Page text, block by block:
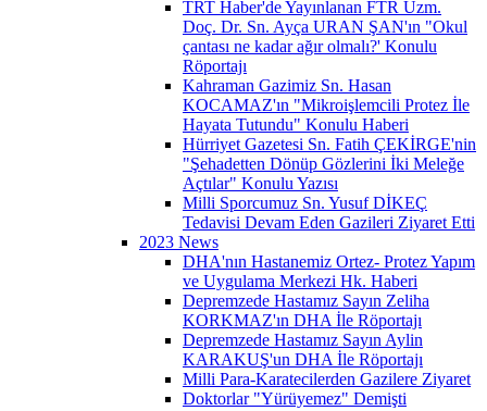
TRT Haber'de Yayınlanan FTR Uzm.
Doç. Dr. Sn. Ayça URAN ŞAN'ın "Okul
çantası ne kadar ağır olmalı?' Konulu
Röportajı
Kahraman Gazimiz Sn. Hasan
KOCAMAZ'ın "Mikroişlemcili Protez İle
Hayata Tutundu" Konulu Haberi
Hürriyet Gazetesi Sn. Fatih ÇEKİRGE'nin
"Şehadetten Dönüp Gözlerini İki Meleğe
Açtılar" Konulu Yazısı
Milli Sporcumuz Sn. Yusuf DİKEÇ
Tedavisi Devam Eden Gazileri Ziyaret Etti
2023 News
DHA'nın Hastanemiz Ortez- Protez Yapım
ve Uygulama Merkezi Hk. Haberi
Depremzede Hastamız Sayın Zeliha
KORKMAZ'ın DHA İle Röportajı
Depremzede Hastamız Sayın Aylin
KARAKUŞ'un DHA İle Röportajı
Milli Para-Karatecilerden Gazilere Ziyaret
Doktorlar "Yürüyemez" Demişti